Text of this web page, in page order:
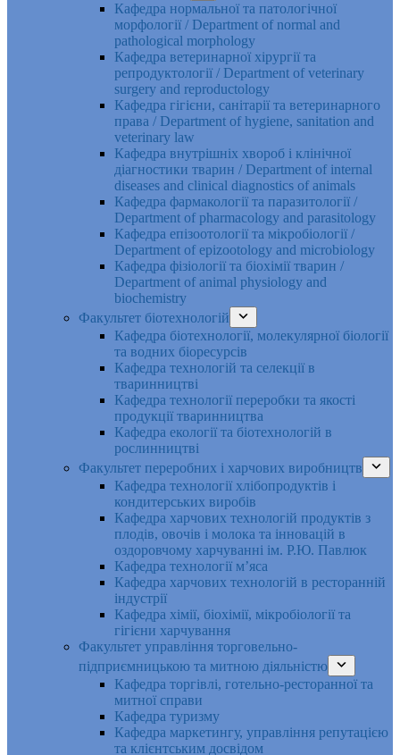
Кафедра нормальної та патологічної
морфології / Department of normal and
pathological morphology
Кафедра ветеринарної хірургії та
репродуктології / Department of veterinary
surgery and reproductology
Кафедра гігієни, санітарії та ветеринарного
права / Department of hygiene, sanitation and
veterinary law
Кафедра внутрішніх хвороб і клінічної
діагностики тварин / Department of internal
diseases and clinical diagnostics of animals
Кафедра фармакології та паразитології /
Department of pharmacology and parasitology
Кафедра епізоотології та мікробіології /
Department of epizootology and microbiology
Кафедра фізіології та біохімії тварин /
Department of animal physiology and
biochemistry
Факультет біотехнологій
Кафедра біотехнології, молекулярної біології
та водних біоресурсів
Кафедра технологій та селекції в
тваринництві
Кафедра технології переробки та якості
продукції тваринництва
Кафедра екології та біотехнологій в
рослинництві
Факультет переробних і харчових виробництв
Кафедра технології хлібопродуктів і
кондитерських виробів
Кафедра харчових технологій продуктів з
плодів, овочів і молока та інновацій в
оздоровчому харчуванні ім. Р.Ю. Павлюк
Кафедра технології м’яса
Кафедра харчових технологій в ресторанній
індустрії
Кафедра хімії, біохімії, мікробіології та
гігієни харчування
Факультет управління торговельно-
підприємницькою та митною діяльністю
Кафедра торгівлі, готельно-ресторанної та
митної справи
Кафедра туризму
Кафедра маркетингу, управління репутацією
та клієнтським досвідом